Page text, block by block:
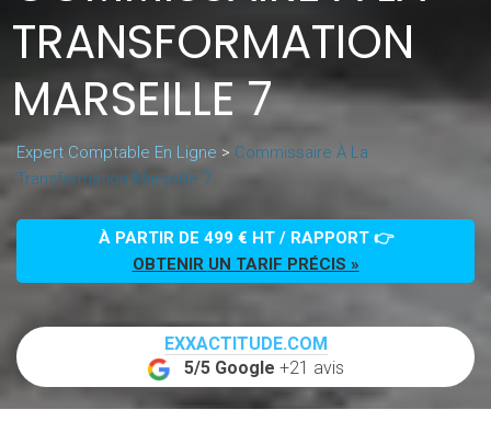
TRANSFORMATION
MARSEILLE 7
Expert Comptable En Ligne > Commissaire À La
Transformation Marseille 7
À PARTIR DE 499 € HT / RAPPORT 👉
OBTENIR UN TARIF PRÉCIS »
EXXACTITUDE.COM
5/5 Google +21 avis